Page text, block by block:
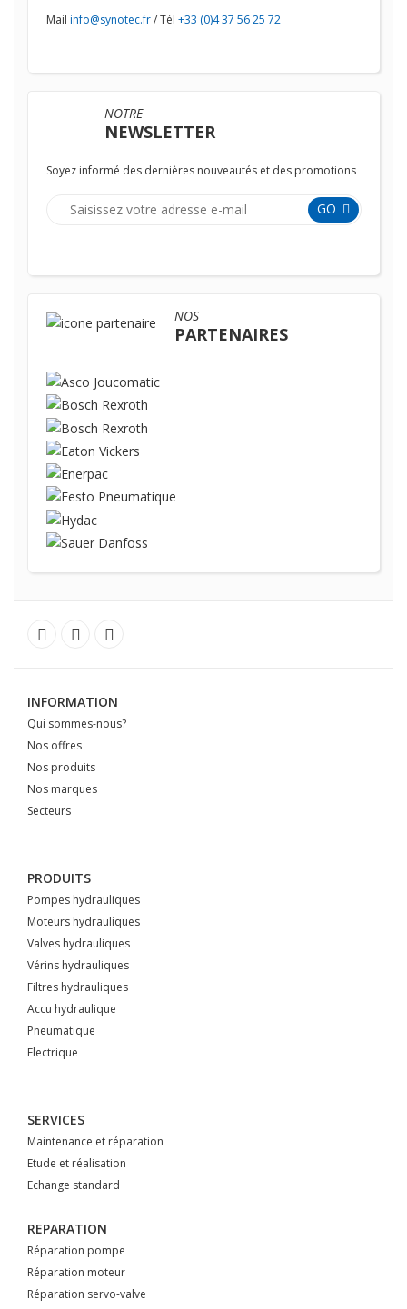
Mail info@synotec.fr/ Tél +33 (0)4 37 56 25 72
NOTRE
NEWSLETTER
Soyez informé des dernières nouveautés et des promotions
GO
NOS
PARTENAIRES
INFORMATION
Qui sommes-nous?
Nos offres
Nos produits
Nos marques
Secteurs
PRODUITS
Pompes hydrauliques
Moteurs hydrauliques
Valves hydrauliques
Vérins hydrauliques
Filtres hydrauliques
Accu hydraulique
Pneumatique
Electrique
SERVICES
Maintenance et réparation
Etude et réalisation
Echange standard
REPARATION
Réparation pompe
Réparation moteur
Réparation servo-valve